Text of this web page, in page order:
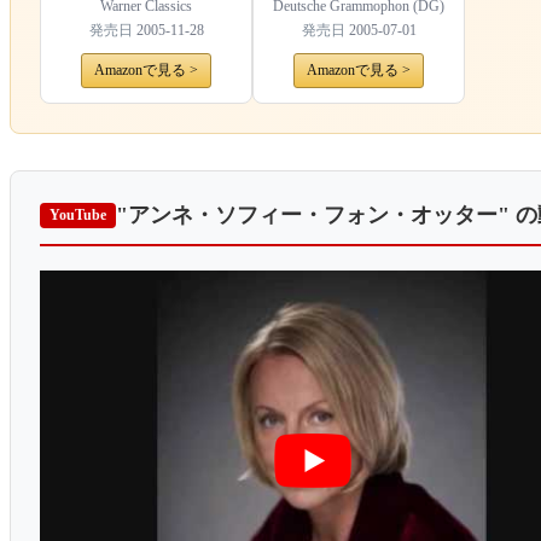
Warner Classics
発売日 2005-11-28
Amazonで見る >
Deutsche Grammophon (DG)
発売日 2005-07-01
Amazonで見る >
YouTube "アンネ・ソフィー・フォン・オッター"